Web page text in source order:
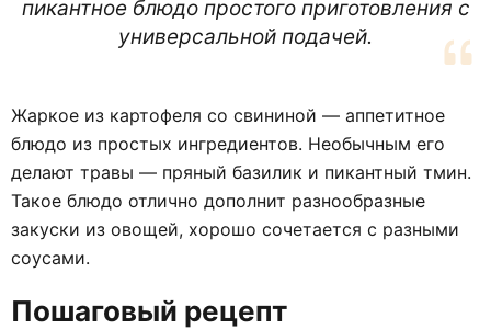
пикантное блюдо простого приготовления с
универсальной подачей.
Жаркое из картофеля со свининой — аппетитное
блюдо из простых ингредиентов. Необычным его
делают травы — пряный базилик и пикантный тмин.
Такое блюдо отлично дополнит разнообразные
закуски из овощей, хорошо сочетается с разными
соусами.
Пошаговый рецепт